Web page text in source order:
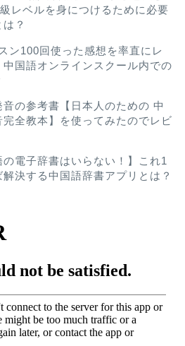
レベルを身につけるために必要
？
ン100回使った感想を率直にレ
中国語オンラインスクール内での
音の参考書【日本人のための 中
完全教本】を使ってみたのでレビ
の電子辞書はいらない！】これ1
解決する中国語辞書アプリとは？